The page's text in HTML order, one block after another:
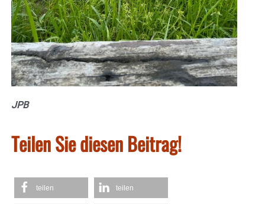
JPB
Teilen Sie diesen Beitrag!
teilen teilen